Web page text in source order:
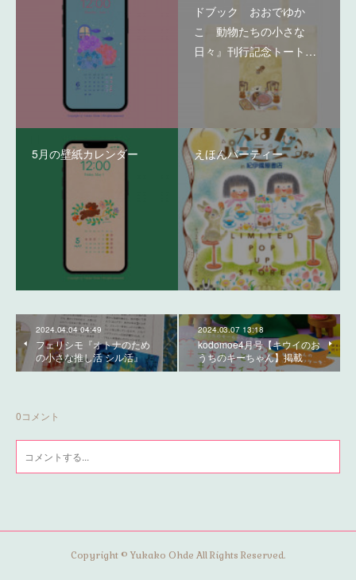
ドブック おおでゆか
こ 動物たちの小さな
日々』刊行記念トート…
5月の壁紙カレンダー えほんパーティー
2024.04.04 04:49
フェリシモ『オトナのため
の小さな推し活 シル活』
2024.03.07 13:18
kodomoe4月号【キウイのお
うちのキーちゃん】掲載
0コメント
Copyright © Yukako Ohde All Rights Reserved.